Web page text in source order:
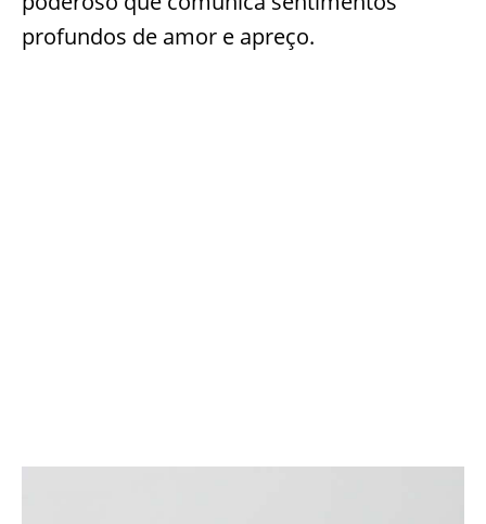
profundos de amor e apreço.